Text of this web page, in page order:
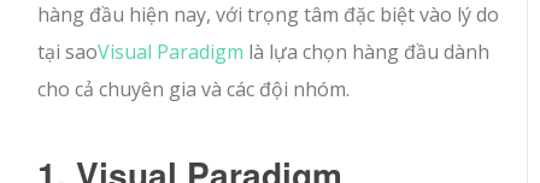
hàng đầu hiện nay, với trọng tâm đặc biệt vào lý do
tại saoVisual Paradigm là lựa chọn hàng đầu dành
cho cả chuyên gia và các đội nhóm.